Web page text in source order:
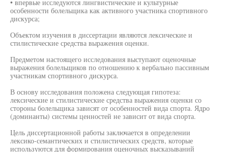
• впервые исследуются лингвистические и культурные
особенности болельщика как активного участника спортивного
дискурса;
Объектом изучения в диссертации являются лексические и
стилистические средства выражения оценки.
Предметом настоящего исследования выступают оценочные
выражения болельщиков по отношению к вербально пассивным
участникам спортивного дискурса.
В основу исследования положена следующая гипотеза:
лексические и стилистические средства выражения оценки со
стороны болельщика зависят от особенностей вида спорта. Ядро
(доминанты) системы ценностей не зависит от вида спорта.
Цель диссертационной работы заключается в определении
лексико-семантических и стилистических средств, которые
используются для формирования оценочных высказываний